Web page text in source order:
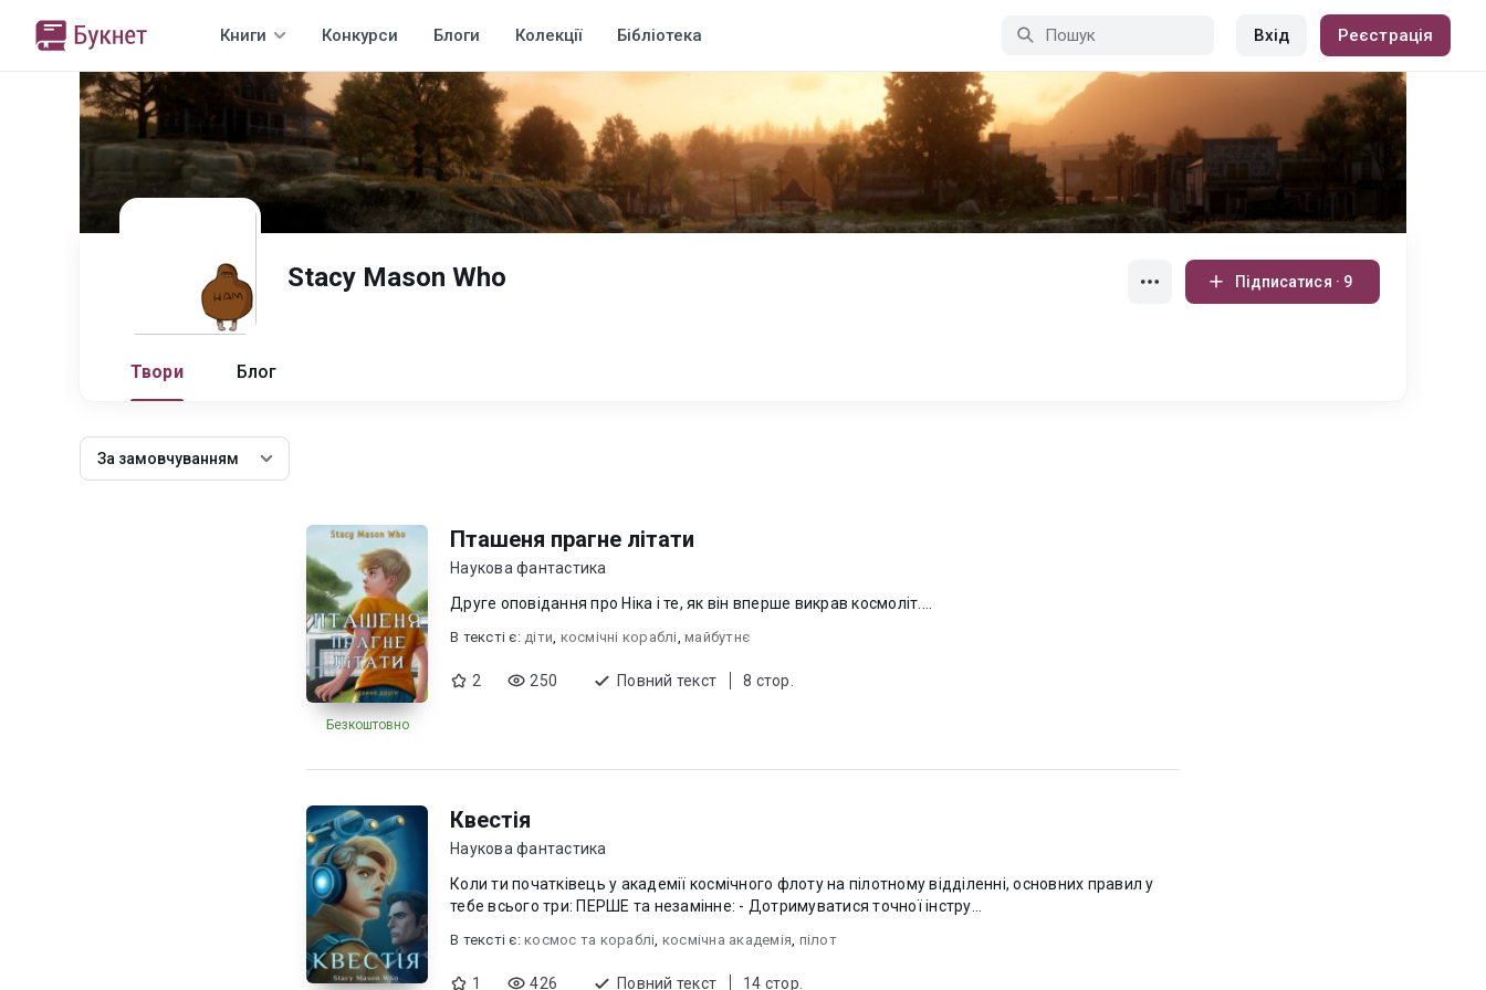
Книги Конкурси Блоги Колекції Бібліотека Вхід Реєстрація
Stacy Mason Who Підписатися · 9
Твори Блог
За замовчуванням
Безкоштовно
Пташеня прагне літати
Наукова фантастика
Друге оповідання про Ніка і те, як він вперше викрав космоліт....
В текcті є: діти, космічні кораблі, майбутнє
2 250 Повний текст 8 стор.
Квестія
Наукова фантастика
Коли ти початківець у академії космічного флоту на пілотному відділенні, основних правил у
тебе всього три: ПЕРШЕ та незамінне: - Дотримуватися точної інстру...
В текcті є: космос та кораблі, космічна академія, пілот
1 426 Повний текст 14 стор.